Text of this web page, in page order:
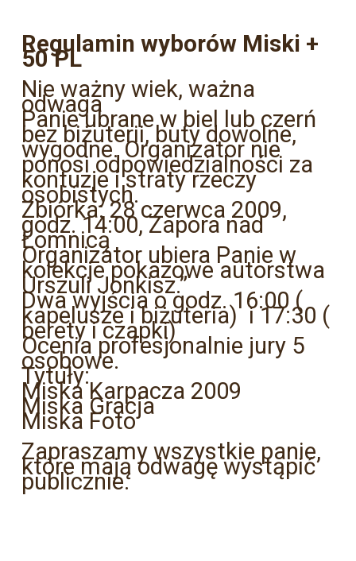
Regulamin wyborów Miski +
50 PL
Nie ważny wiek, ważna
odwaga
Panie ubrane w biel lub czerń
bez biżuterii, buty dowolne,
wygodne. Organizator nie
ponosi odpowiedzialności za
kontuzje i straty rzeczy
osobistych.
Zbiórka: 28 czerwca 2009,
godz. 14:00, Zapora nad
Łomnicą
Organizator ubiera Panie w
kolekcje pokazowe autorstwa
Urszuli Jonkisz.”
Dwa wyjścia o godz. 16:00 (
kapelusze i biżuteria) i 17:30 (
berety i czapki)
Ocenia profesjonalnie jury 5
osobowe.
Tytuły:
Miska Karpacza 2009
Miska Gracja
Miska Foto
Zapraszamy wszystkie panie,
które mają odwagę wystąpić
publicznie.